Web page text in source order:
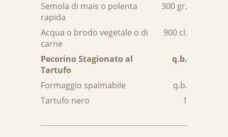
Semola di mais o polenta
rapida
300 gr.
Acqua o brodo vegetale o di
carne
900 cl.
Pecorino Stagionato al
Tartufo
q.b.
Formaggio spalmabile
q.b.
Tartufo nero
1